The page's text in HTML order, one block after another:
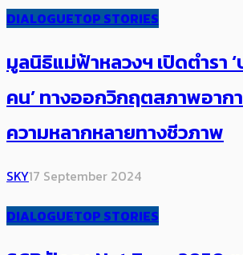
DIALOGUETOP STORIES
มูลนิธิแม่ฟ้าหลวงฯ เปิดตำรา
คน’ ​​ทางออก​วิกฤตสภาพอาก
ความหลากหลายทางชีวภาพ
SKY17 September 2024
DIALOGUETOP STORIES